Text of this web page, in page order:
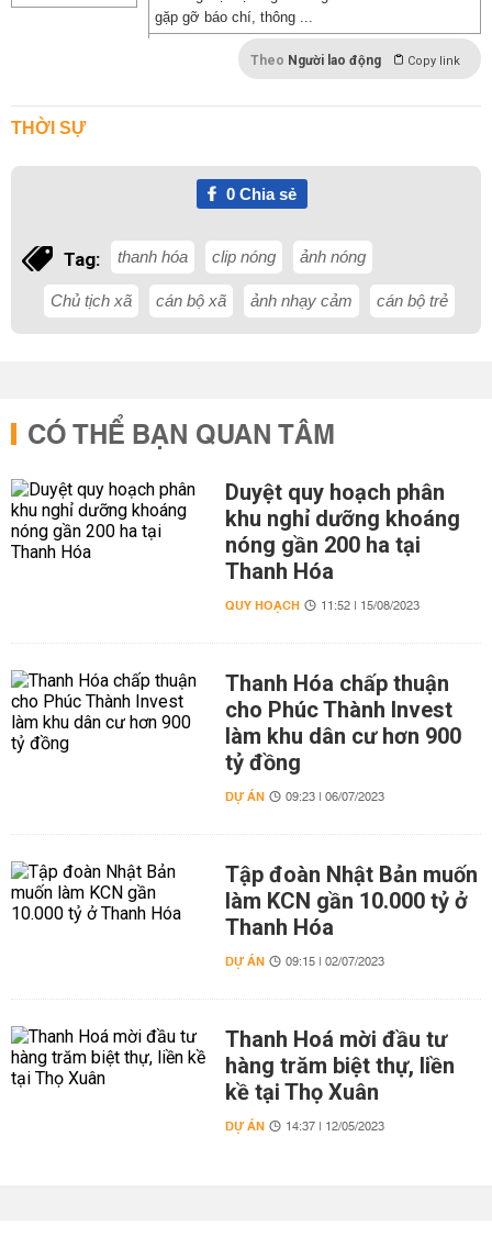
gặp gỡ báo chí, thông ...
Theo Người lao động Copy link
THỜI SỰ
0Chia sẻ
Tag: thanh hóa clip nóng ảnh nóng
Chủ tịch xã cán bộ xã ảnh nhạy cảm cán bộ trẻ
CÓ THỂ BẠN QUAN TÂM
Duyệt quy hoạch phân
khu nghỉ dưỡng khoáng
nóng gần 200 ha tại
Thanh Hóa
QUY HOẠCH 11:52 | 15/08/2023
Thanh Hóa chấp thuận
cho Phúc Thành Invest
làm khu dân cư hơn 900
tỷ đồng
DỰ ÁN 09:23 | 06/07/2023
Tập đoàn Nhật Bản muốn
làm KCN gần 10.000 tỷ ở
Thanh Hóa
DỰ ÁN 09:15 | 02/07/2023
Thanh Hoá mời đầu tư
hàng trăm biệt thự, liền
kề tại Thọ Xuân
DỰ ÁN 14:37 | 12/05/2023